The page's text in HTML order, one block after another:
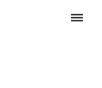
dehaze